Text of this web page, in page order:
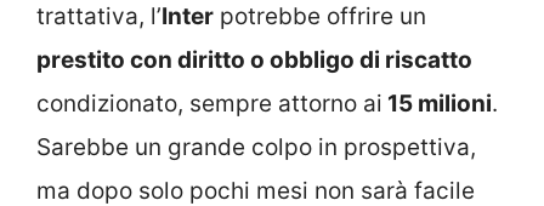
trattativa, l’Inter potrebbe offrire un
prestito con diritto o obbligo di riscatto
condizionato, sempre attorno ai 15 milioni.
Sarebbe un grande colpo in prospettiva,
ma dopo solo pochi mesi non sarà facile